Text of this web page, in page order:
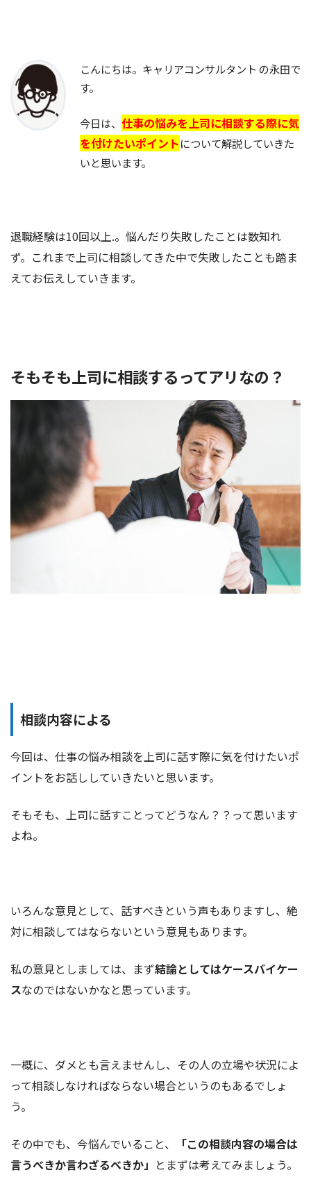
こんにちは。キャリアコンサルタント の永田で
す。
今日は、 仕事の悩みを上司に相談する際に気
を付けたいポイントについて解説していきた
いと思います。
退職経験は10回以上.。悩んだり失敗したことは数知れ
ず。これまで上司に相談してきた中で失敗したことも踏ま
えてお伝えしていきます。
そもそも上司に相談するってアリなの？
相談内容による
今回は、仕事の悩み相談を上司に話す際に気を付けたいポ
イントをお話ししていきたいと思います。
そもそも、上司に話すことってどうなん？？って思います
よね。
いろんな意見として、話すべきという声もありますし、絶
対に相談してはならないという意見もあります。
私の意見としましては、まず結論としてはケースバイケー
スなのではないかなと思っています。
一概に、ダメとも言えませんし、その人の立場や状況によ
って相談しなければならない場合というのもあるでしょ
う。
その中でも、今悩んでいること、
「この相談内容の場合は
言うべきか言わざるべきか」 とまずは考えてみましょう。